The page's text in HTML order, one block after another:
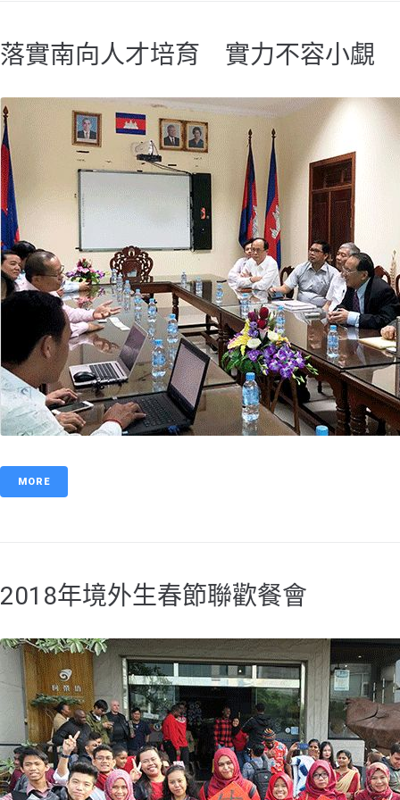
落實南向人才培育 實力不容小覷
MORE
2018年境外生春節聯歡餐會